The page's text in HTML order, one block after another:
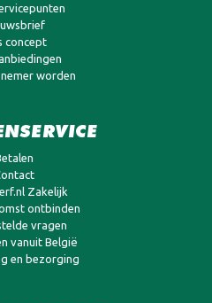
concept
worden
Zakelijk
ontbinden
vragen
vanuit België
en bezorging